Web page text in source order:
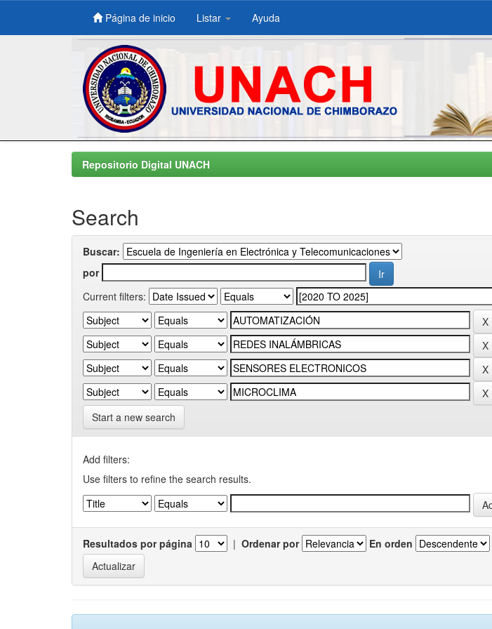
Skip
Página de inicio Listar Ayuda
Repositorio Digital UNACH
Search
Buscar:
por
Current filters:
Start a new search
Add filters:
Use filters to refine the search results.
Resultados por página | Ordenar por En orden